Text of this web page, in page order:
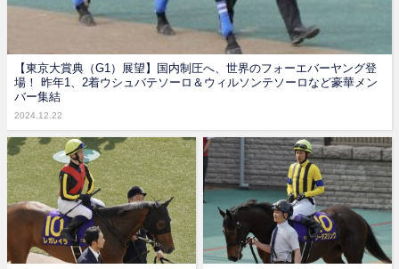
【東京大賞典（G1）展望】国内制圧へ、世界のフォーエバーヤング登
場！ 昨年1、2着ウシュバテソーロ＆ウィルソンテソーロなど豪華メン
バー集結
2024.12.22